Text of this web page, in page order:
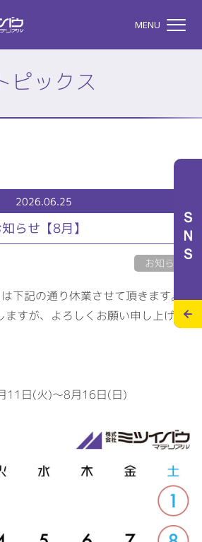
株式会社ミツイバウマテリア
MENU
個人情報の保護
ー
ＳＮＳ
ピックス
2026.06.25
らせ【8月】
お知らせ
下記の通り休業させて頂きます。
ますが、よろしくお願い申し上げま
11日(火)～8月16日(日)